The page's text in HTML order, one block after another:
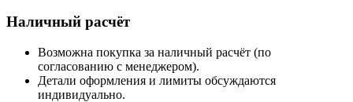
Наличный расчёт
Возможна покупка за наличный расчёт (по
согласованию с менеджером).
Детали оформления и лимиты обсуждаются
индивидуально.